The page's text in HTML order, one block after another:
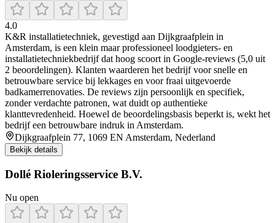
4.0
K&R installatietechniek, gevestigd aan Dijkgraafplein in
Amsterdam, is een klein maar professioneel loodgieters- en
installatietechniekbedrijf dat hoog scoort in Google-reviews (5,0 uit
2 beoordelingen). Klanten waarderen het bedrijf voor snelle en
betrouwbare service bij lekkages en voor fraai uitgevoerde
badkamerrenovaties. De reviews zijn persoonlijk en specifiek,
zonder verdachte patronen, wat duidt op authentieke
klanttevredenheid. Hoewel de beoordelingsbasis beperkt is, wekt het
bedrijf een betrouwbare indruk in Amsterdam.
Dijkgraafplein 77, 1069 EN Amsterdam, Nederland
Bekijk details
Dollé Rioleringsservice B.V.
Nu open